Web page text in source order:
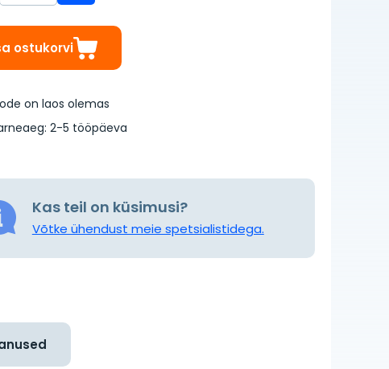
ostukorvi
on laos olemas
2-5 tööpäeva
Kas teil on küsimusi?
Võtke ühendust meie spetsialistidega.